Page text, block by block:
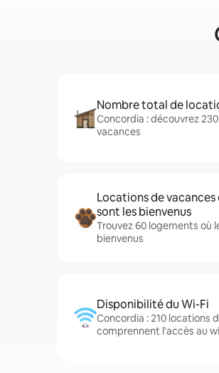
Nombre total de
Concordia : découvrez
vacances
Locations de vacances
sont les bienvenus
Trouvez 60 logements où
bienvenus
Disponibilité du Wi-Fi
Concordia : 210 locations
comprennent l'accès au